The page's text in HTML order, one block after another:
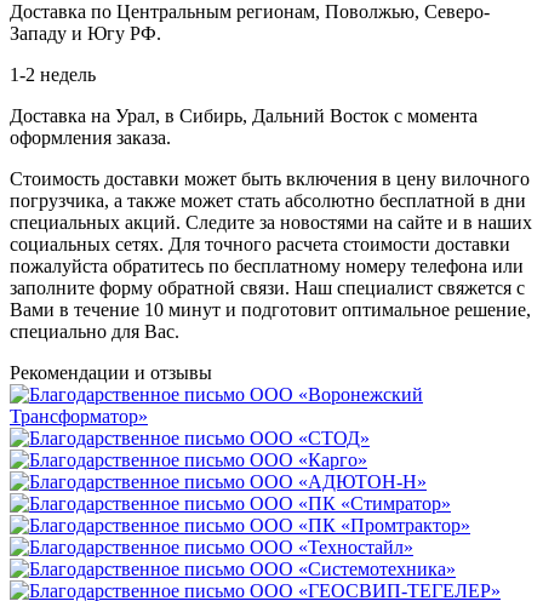
Доставка по Центральным регионам, Поволжью, Северо-
Западу и Югу РФ.
1-2 недель
Доставка на Урал, в Сибирь, Дальний Восток с момента
оформления заказа.
Стоимость доставки может быть включения в цену вилочного
погрузчика, а также может стать абсолютно бесплатной в дни
специальных акций. Следите за новостями на сайте и в наших
социальных сетях. Для точного расчета стоимости доставки
пожалуйста обратитесь по бесплатному номеру телефона или
заполните форму обратной связи. Наш специалист свяжется с
Вами в течение 10 минут и подготовит оптимальное решение,
специально для Вас.
Рекомендации и отзывы